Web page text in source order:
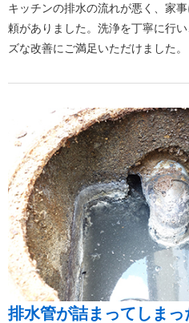
キッチンの排水の流れが悪く、家
頼がありました。洗浄を丁寧に行
ズな改善にご満足いただけました。
排水管が詰まってしま